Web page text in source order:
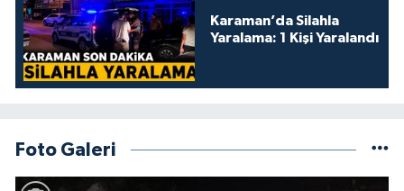
Karaman’da Silahla
Yaralama: 1 Kişi Yaralandı
Foto Galeri